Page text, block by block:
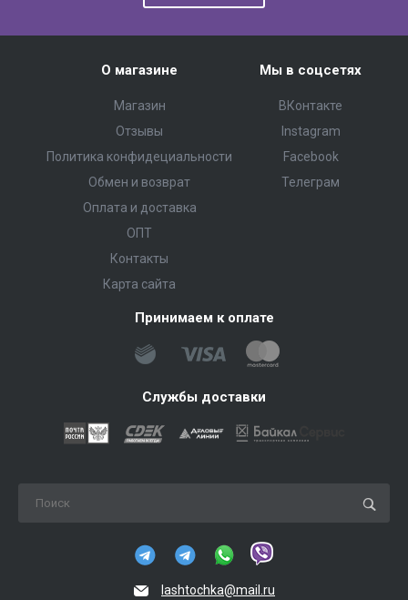
О магазине
Магазин
Отзывы
Политика конфидециальности
Обмен и возврат
Оплата и доставка
ОПТ
Контакты
Карта сайта
Мы в соцсетях
ВКонтакте
Instagram
Facebook
Телеграм
Принимаем к оплате
Службы доставки
lashtochka@mail.ru